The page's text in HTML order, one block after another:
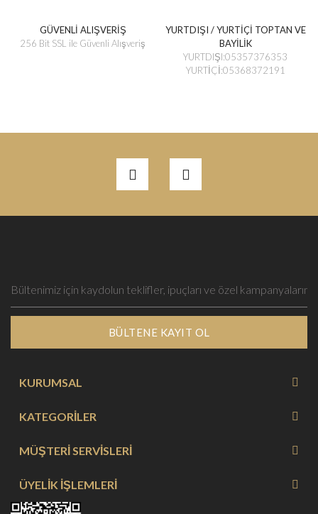
GÜVENLİ ALIŞVERİŞ
256 Bit SSL ile Güvenli Alışveriş
YURTDIŞI / YURTİÇİ TOPTAN VE
BAYİLİK
YURTDIŞI:05357376353
YURTİÇİ:05368372191
BÜLTENE KAYIT OL
KURUMSAL
KATEGORİLER
MÜŞTERİ SERVİSLERİ
ÜYELİK İŞLEMLERİ